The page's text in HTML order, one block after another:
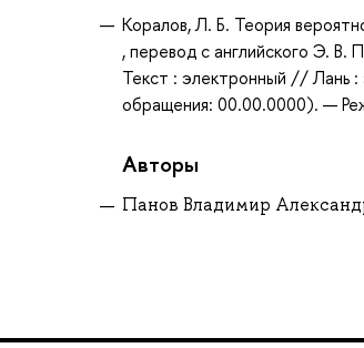
Коралов, Л. Б. Теория
, перевод с английского Э.
Текст : электронный // Лань
обращения: 00.00.0000). —
Авторы
Панов Владимир